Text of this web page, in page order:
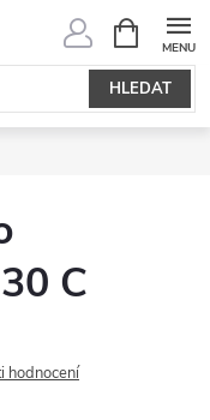
HLEDAT
NÁKUPNÍ
KOŠÍK
C
hodnocení